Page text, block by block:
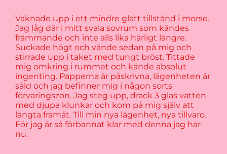
Vaknade upp i ett mindre glatt tillstånd i morse.
Jag låg där i mitt svala sovrum som kändes
främmande och inte alls lika härligt längre.
Suckade högt och vände sedan på mig och
stirrade upp i taket med tungt bröst. Tittade
mig omkring i rummet och kände absolut
ingenting. Papperna är påskrivna, lägenheten är
såld och jag befinner mig i någon sorts
förvaringszon. Jag steg upp, drack 3 glas vatten
med djupa klunkar och kom på mig själv att
längta framåt. Till min nya lägenhet, nya tillvaro.
För jag är så förbannat klar med denna jag har
nu.